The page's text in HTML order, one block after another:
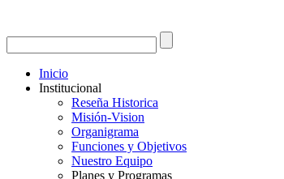
Inicio
Institucional
Reseña Historica
Misión-Vision
Organigrama
Funciones y Objetivos
Nuestro Equipo
Planes y Programas